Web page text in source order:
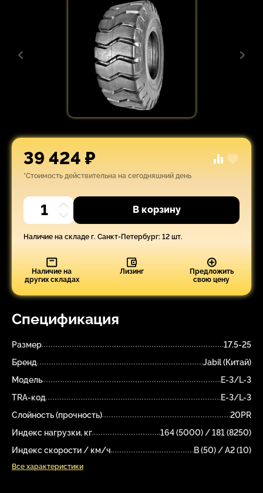
Спецификация
Размер
17.5-25
Бренд
Jabil (Китай)
Модель
E-3/L-3
TRA-код
E-3/L-3
Слойность (прочность)
20PR
Индекс нагрузки, кг
164 (5000) / 181 (8250)
Индекс скорости / км/ч
B (50) / A2 (10)
Все характеристики
39 424 ₽
*Стоимость действительна на сегодняшний день
В корзину
Наличие на складе г. Санкт-Петербург: 12 шт.
Наличие на
других складах
Лизинг
Предложить
свою цену